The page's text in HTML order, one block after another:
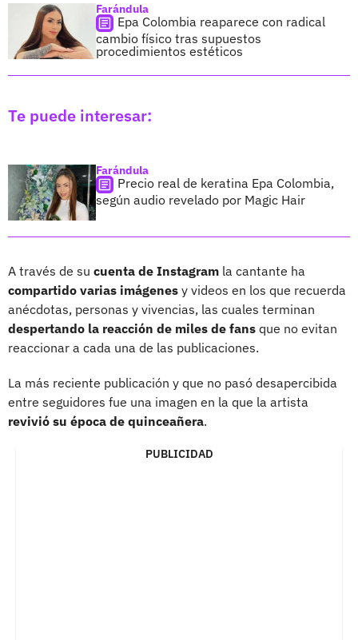
Farándula
Epa Colombia reaparece con radical
cambio físico tras supuestos
procedimientos estéticos
Te puede interesar:
Farándula
Precio real de keratina Epa Colombia,
según audio revelado por Magic Hair
A través de su cuenta de Instagram la cantante ha
compartido varias imágenes y videos en los que recuerda
anécdotas, personas y vivencias, las cuales terminan
despertando la reacción de miles de fans que no evitan
reaccionar a cada una de las publicaciones.
La más reciente publicación y que no pasó desapercibida
entre seguidores fue una imagen en la que la artista
revivió su época de quinceañera.
PUBLICIDAD